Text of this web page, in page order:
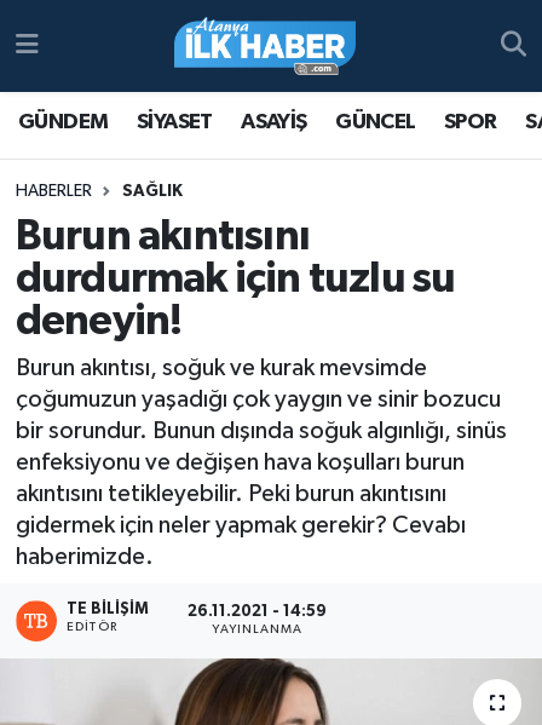
GÜNDEM SİYASET ASAYİŞ GÜNCEL SPOR
HABERLER SAĞLIK
Burun akıntısını
durdurmak için tuzlu su
deneyin!
Burun akıntısı, soğuk ve kurak mevsimde
çoğumuzun yaşadığı çok yaygın ve sinir bozucu
bir sorundur. Bunun dışında soğuk algınlığı, sinüs
enfeksiyonu ve değişen hava koşulları burun
akıntısını tetikleyebilir. Peki burun akıntısını
gidermek için neler yapmak gerekir? Cevabı
haberimizde.
TE BILIŞIM
EDITÖR
26.11.2021 - 14:59
YAYINLANMA
Antalya Nöbetçi Eczaneler
Antalya Namaz Vakitleri
Antalya Trafik Yoğunluk Haritası
Süper Lig Puan Durumu ve Fikstür
Tüm Manşetler
Son Dakika Haberleri
Haber Arşivi